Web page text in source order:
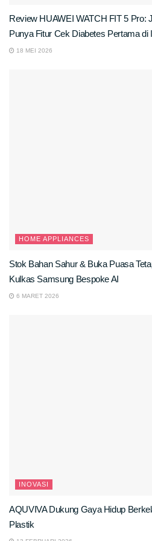
Review HUAWEI WATCH FIT 5 Pro:
Punya Fitur Cek Diabetes Pertama di
18 MEI 2026
HOME APPLIANCES
Stok Bahan Sahur & Buka Puasa
Kulkas Samsung Bespoke AI
6 MARET 2026
INOVASI
AQUVIVA Dukung Gaya Hidup
Plastik